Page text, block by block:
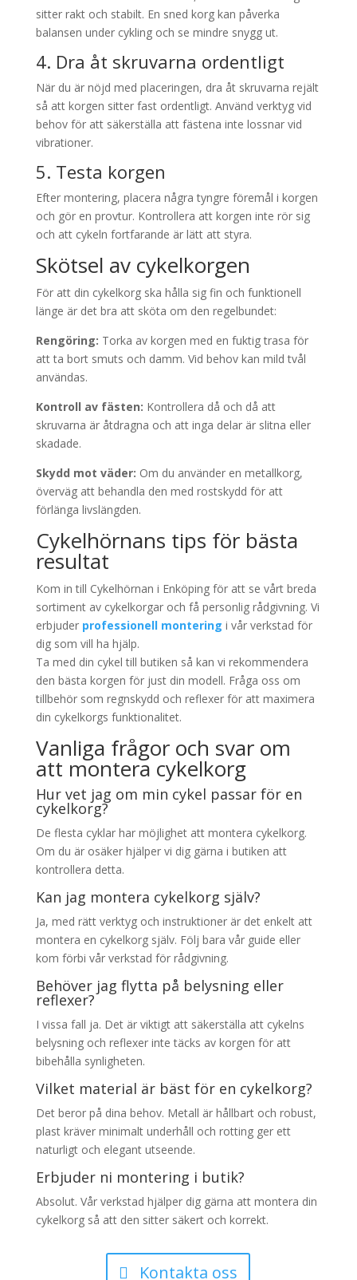
sitter rakt och stabilt. En sned korg kan påverka
balansen under cykling och se mindre snygg ut.
4. Dra åt skruvarna ordentligt
När du är nöjd med placeringen, dra åt skruvarna rejält
så att korgen sitter fast ordentligt. Använd verktyg vid
behov för att säkerställa att fästena inte lossnar vid
vibrationer.
5. Testa korgen
Efter montering, placera några tyngre föremål i korgen
och gör en provtur. Kontrollera att korgen inte rör sig
och att cykeln fortfarande är lätt att styra.
Skötsel av cykelkorgen
För att din cykelkorg ska hålla sig fin och funktionell
länge är det bra att sköta om den regelbundet:
Rengöring: Torka av korgen med en fuktig trasa för
att ta bort smuts och damm. Vid behov kan mild tvål
användas.
Kontroll av fästen: Kontrollera då och då att
skruvarna är åtdragna och att inga delar är slitna eller
skadade.
Skydd mot väder: Om du använder en metallkorg,
överväg att behandla den med rostskydd för att
förlänga livslängden.
Cykelhörnans tips för bästa
resultat
Kom in till Cykelhörnan i Enköping för att se vårt breda
sortiment av cykelkorgar och få personlig rådgivning. Vi
erbjuder professionell montering i vår verkstad för
dig som vill ha hjälp.
Ta med din cykel till butiken så kan vi rekommendera
den bästa korgen för just din modell. Fråga oss om
tillbehör som regnskydd och reflexer för att maximera
din cykelkorgs funktionalitet.
Vanliga frågor och svar om
att montera cykelkorg
Hur vet jag om min cykel passar för en
cykelkorg?
De flesta cyklar har möjlighet att montera cykelkorg.
Om du är osäker hjälper vi dig gärna i butiken att
kontrollera detta.
Kan jag montera cykelkorg själv?
Ja, med rätt verktyg och instruktioner är det enkelt att
montera en cykelkorg själv. Följ bara vår guide eller
kom förbi vår verkstad för rådgivning.
Behöver jag flytta på belysning eller
reflexer?
I vissa fall ja. Det är viktigt att säkerställa att cykelns
belysning och reflexer inte täcks av korgen för att
bibehålla synligheten.
Vilket material är bäst för en cykelkorg?
Det beror på dina behov. Metall är hållbart och robust,
plast kräver minimalt underhåll och rotting ger ett
naturligt och elegant utseende.
Erbjuder ni montering i butik?
Absolut. Vår verkstad hjälper dig gärna att montera din
cykelkorg så att den sitter säkert och korrekt.
Kontakta oss